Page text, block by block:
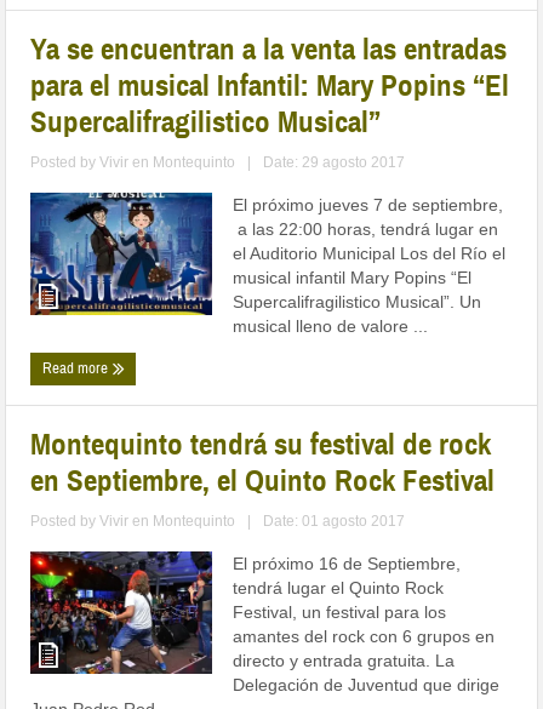
Ya se encuentran a la venta las entradas
para el musical Infantil: Mary Popins “El
Supercalifragilistico Musical”
Posted byVivir en Montequinto Date: 29 agosto 2017
El próximo jueves 7 de septiembre,
a las 22:00 horas, tendrá lugar en
el Auditorio Municipal Los del Río el
musical infantil Mary Popins “El
Supercalifragilistico Musical”. Un
musical lleno de valore ...
Read more
Montequinto tendrá su festival de rock
en Septiembre, el Quinto Rock Festival
Posted byVivir en Montequinto Date: 01 agosto 2017
El próximo 16 de Septiembre,
tendrá lugar el Quinto Rock
Festival, un festival para los
amantes del rock con 6 grupos en
directo y entrada gratuita. La
Delegación de Juventud que dirige